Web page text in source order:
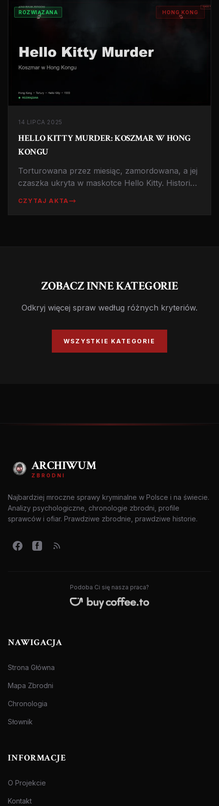
ROZWIĄZANA HONG KONG
14 LIPCA 2025
HELLO KITTY MURDER: KOSZMAR W HONG
KONGU
Torturowana przez miesiąc, zamordowana, a jej
czaszka ukryta w maskotce Hello Kitty. Historia
CZYTAJ AKTA
ZOBACZ INNE KATEGORIE
Odkryj więcej spraw według różnych kryteriów.
WSZYSTKIE KATEGORIE
ARCHIWUM
ZBRODNI
Najbardziej mroczne sprawy kryminalne w Polsce i na świecie.
Analizy psychologiczne, chronologie zbrodni, profile
sprawców i ofiar. Prawdziwe zbrodnie, prawdziwe historie.
Podoba Ci się nasza praca?
NAWIGACJA
Strona Główna
Mapa Zbrodni
Chronologia
Słownik
INFORMACJE
O Projekcie
Kontakt